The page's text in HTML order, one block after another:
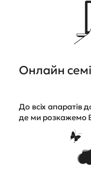
Онлайн
До всіх апаратів
де ми розкажемо